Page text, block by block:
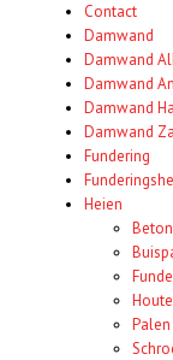
Contact
Damwand
Damwand
Damwand
Damwand
Damwand
Fundering
Heien